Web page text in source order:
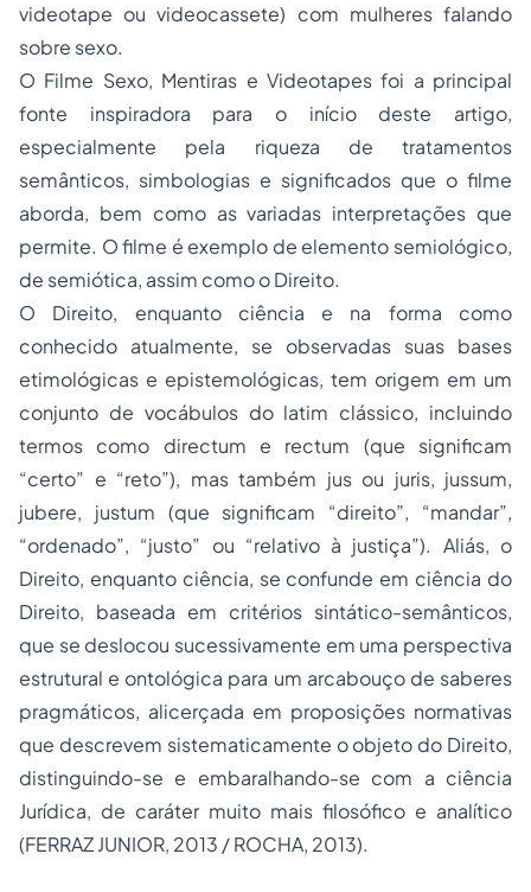
videotape ou videocassete) com mulheres falando
sobre sexo.
O Filme Sexo, Mentiras e Videotapesfoi a principal
fonte inspiradora para o início deste artigo,
especialmente pela riqueza de tratamentos
semânticos, simbologias e significados que o filme
aborda, bem como as variadas interpretações que
permite. O filme é exemplo de elemento semiológico,
de semiótica, assim como o Direito.
O Direito, enquanto ciência e na forma como
conhecido atualmente, se observadas suas bases
etimológicas e epistemológicas, tem origem em um
conjunto de vocábulos do latim clássico, incluindo
termos como directum e rectum (que significam
“certo” e “reto”), mas também jusou juris, jussum,
jubere, justum (que significam “direito”, “mandar”,
“ordenado”, “justo” ou “relativo à justiça”). Aliás, o
Direito, enquanto ciência, se confunde em ciência do
Direito, baseada em critérios sintático-semânticos,
que se deslocou sucessivamente em uma perspectiva
estrutural e ontológica para um arcabouço de saberes
pragmáticos, alicerçada em proposições normativas
que descrevem sistematicamente o objeto do Direito,
distinguindo-se e embaralhando-se com a ciência
Jurídica, de caráter muito mais filosófico e analítico
(FERRAZ JUNIOR, 2013 / ROCHA, 2013).